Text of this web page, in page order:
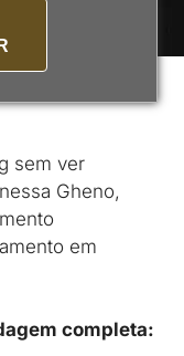
sem ver
Gheno,
em
completa: